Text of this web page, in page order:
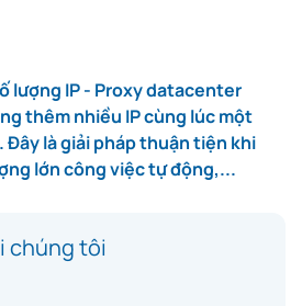
lượng IP - Proxy datacenter
thêm nhiều IP cùng lúc một
là giải pháp thuận tiện khi
lớn công việc tự động,...
chúng tôi